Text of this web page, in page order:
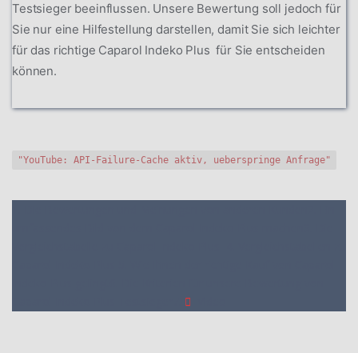
Testsieger beeinflussen. Unsere Bewertung soll jedoch für
Sie nur eine Hilfestellung darstellen, damit Sie sich leichter
für das richtige Caparol Indeko Plus für Sie entscheiden
können.
"YouTube: API-Failure-Cache aktiv, ueberspringe Anfrage"